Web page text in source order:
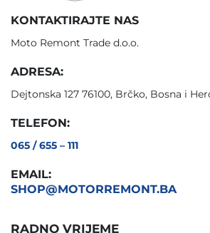
KONTAKTIRAJTE NAS
Moto Remont Trade d.o.o.
ADRESA:
Dejtonska 127 76100, Brčko, Bosna i
TELEFON:
065 / 655 – 111
EMAIL:
SHOP@MOTORREMONT.BA
RADNO VRIJEME